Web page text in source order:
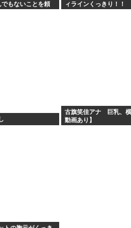
もないことを頼
ィラインくっきり！！
古旗笑佳アナ 巨乳、
動画あり】